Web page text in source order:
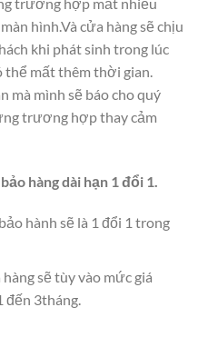
hình.Và cửa hàng sẽ chịu
khi phát sinh trong lúc
thể mất thêm thời gian.
mà mình sẽ báo cho quý
trương hợp thay cảm
hàng dài hạn 1 đổi 1.
hành sẽ là 1 đổi 1 trong
sẽ tùy vào mức giá
đến 3tháng.